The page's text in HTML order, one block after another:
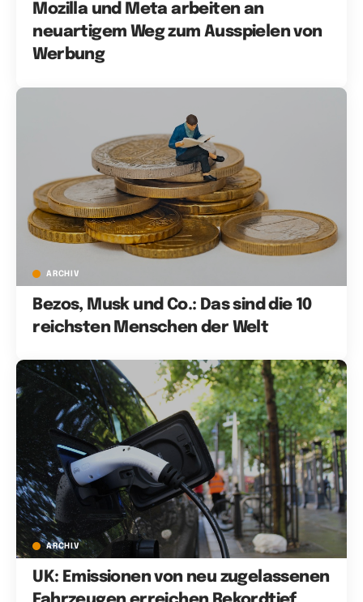
Mozilla und Meta arbeiten an
neuartigem Weg zum Ausspielen von
Werbung
ARCHIV
Bezos, Musk und Co.: Das sind die 10
reichsten Menschen der Welt
ARCHIV
UK: Emissionen von neu zugelassenen